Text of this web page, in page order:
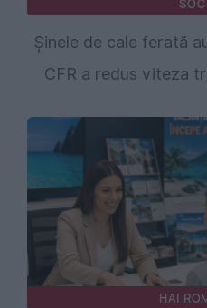
Șinele de cale ferată
CFR a redus viteza
HAI